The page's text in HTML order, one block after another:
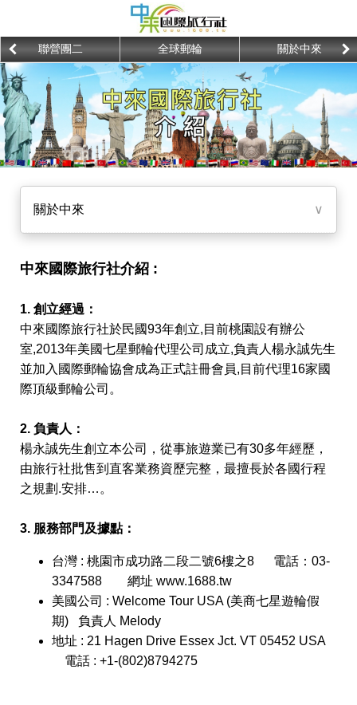
聯營團二 全球郵輪 關於中來
關於中來 ∨
中來國際旅行社介紹 :
1. 創立經過：
中來國際旅行社於民國93年創立,目前桃園設有辦公
室,2013年美國七星郵輪代理公司成立,負責人楊永誠先生
並加入國際郵輪協會成為正式註冊會員,目前代理16家國
際頂級郵輪公司。
2. 負責人：
楊永誠先生創立本公司，從事旅遊業已有30多年經歷，
由旅行社批售到直客業務資歷完整，最擅長於各國行程
之規劃.安排…。
3. 服務部門及據點：
台灣 : 桃園市成功路二段二號6樓之8 電話：03-
3347588 網址 www.1688.tw
美國公司 : Welcome Tour USA (美商七星遊輪假
期) 負責人 Melody
地址 : 21 Hagen Drive Essex Jct. VT 05452 USA
電話 : +1-(802)8794275